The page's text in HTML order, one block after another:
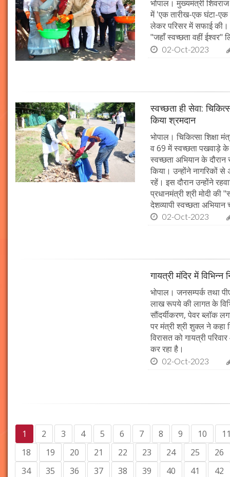
भोपाल। मुख्यमंत्री
में 'एक तारीख-एक घंटा-एक
लेकर परिसर में सफाई की।
"जहाँ स्वच्छता वहीं ईश्वर"
02-Oct-2023
स्वच्छता ही सेवा:
किया श्रमदान
भोपाल। चिकित्सा शिक्षा
व 69 में स्वच्छता पखवाड़े के
स्वच्छता अभियान के
किया। उन्होंने नागरिकों
रहें। इस दौरान उन्होंने
प्रधानमंत्री श्री मोदी
देशव्यापी स्वच्छता अभियान
02-Oct-2023
गायत्री मंदिर में विभिन्न
भोपाल। जनसम्पर्क तथा
लाख रूपये की लागत के
सौंदर्यीकरण, पेवर ब्लॉक
पर मंत्री श्री शुक्ल ने कहा
विरासत को गायत्री
कर रहा है।
02-Oct-2023
1 2 3 4 5 6 7 8 9 10
18
19 20 21 22 23 24 25
26
34
35 36 37 38 39 40 41
42